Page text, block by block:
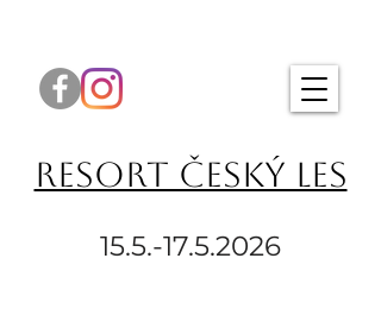
Resort Český les
15.5.-17.5.2026